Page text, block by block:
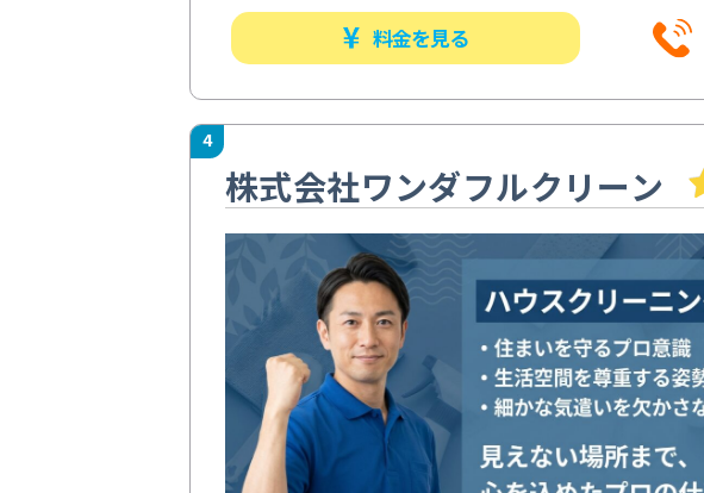
料金を見る
4
株式会社ワンダフルクリーン